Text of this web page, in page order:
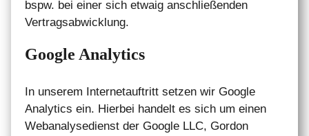
bspw. bei einer sich etwaig anschließenden
Vertragsabwicklung.
Google Analytics
In unserem Internetauftritt setzen wir Google
Analytics ein. Hierbei handelt es sich um einen
Webanalysedienst der Google LLC, Gordon